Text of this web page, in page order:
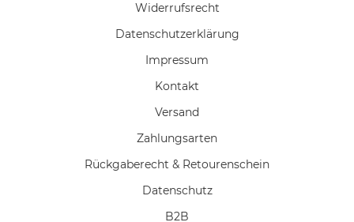
Widerrufs­recht
Daten­schutz­erklärung
Impressum
Kontakt
Versand
Zahlungsarten
Rückgaberecht & Retourenschein
Datenschutz
B2B